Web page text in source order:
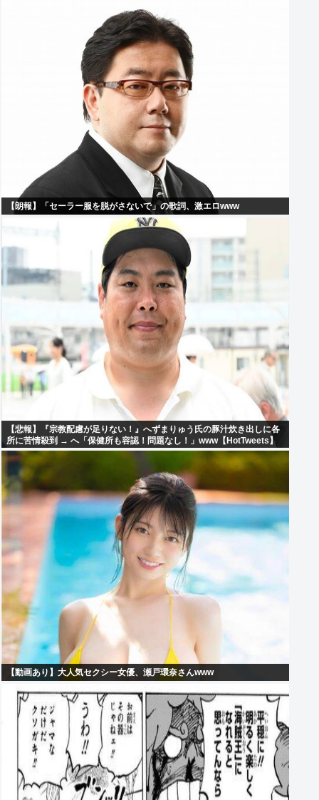
【朗報】「セーラー服を脱がさないで」の歌詞、激エロwww
【悲報】『宗教配慮が足りない！』へずまりゅう氏の豚汁炊き出しに各
所に苦情殺到 → へ「保健所も容認！問題なし！」www【HotTweets】
【動画あり】大人気セクシー女優、瀬戸環奈さんwww